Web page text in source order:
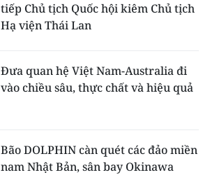
tiếp Chủ tịch Quốc hội kiêm Chủ tịch
Hạ viện Thái Lan
Đưa quan hệ Việt Nam-Australia đi
vào chiều sâu, thực chất và hiệu quả
Bão DOLPHIN càn quét các đảo miền
nam Nhật Bản, sân bay Okinawa